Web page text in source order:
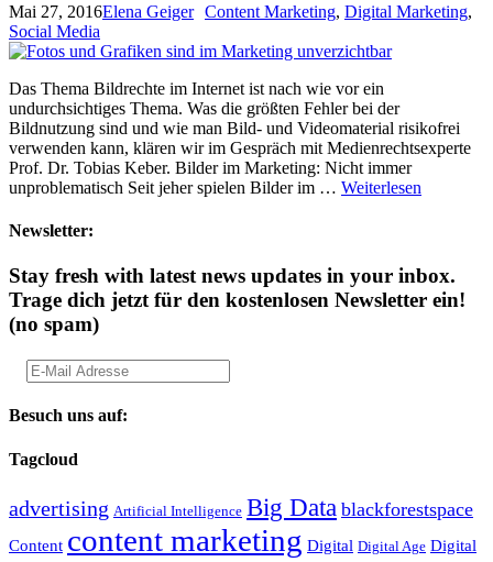
Mai 27, 2016Elena Geiger Content Marketing, Digital Marketing,
Social Media
Das Thema Bildrechte im Internet ist nach wie vor ein
undurchsichtiges Thema. Was die größten Fehler bei der
Bildnutzung sind und wie man Bild- und Videomaterial risikofrei
verwenden kann, klären wir im Gespräch mit Medienrechtsexperte
Prof. Dr. Tobias Keber. Bilder im Marketing: Nicht immer
unproblematisch Seit jeher spielen Bilder im … Weiterlesen
Newsletter:
Stay fresh with latest news updates in your inbox.
Trage dich jetzt für den kostenlosen Newsletter ein!
(no spam)
Besuch uns auf:
Tagcloud
advertising Artificial Intelligence Big Data blackforestspace
Content content marketing Digital Digital Age Digital